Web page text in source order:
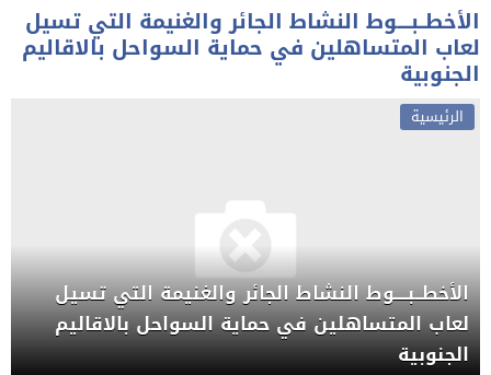
الأخطــبــــوط النشاط الجائر والغنيمة التي تسيل
لعاب المتساهلين في حماية السواحل بالاقاليم
الجنوبية
الرئيسية
الأخطــبــــوط النشاط الجائر والغنيمة التي تسيل
لعاب المتساهلين في حماية السواحل بالاقاليم
الجنوبية